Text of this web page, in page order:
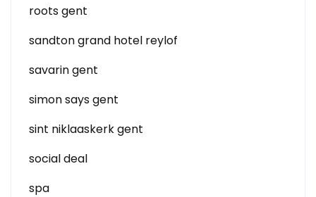
roots gent
sandton grand hotel reylof
savarin gent
simon says gent
sint niklaaskerk gent
social deal
spa